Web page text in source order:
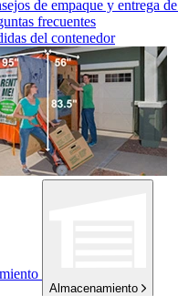
de empaque y entrega de
frecuentes
del contenedor
Almacenamiento